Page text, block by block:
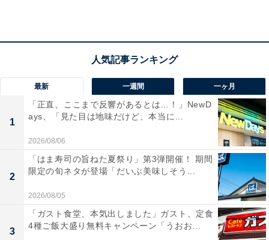
・たんぱく質：11.1g
・炭水化物：3.6g
・食塩相当量：2.3g
最新 一週間 一ヶ月
1
「正直、ここまで反響があるとは…！」NewD
ays、「見た目は地味だけど、本当に...
2026/08/06
2
「はま寿司の旨ねた夏祭り」第3弾開催！ 期間
限定の旬ネタが登場「だいぶ美味しそう...
2026/08/05
3
「ガスト食堂、本気出しました」ガスト、定食
4種ご飯大盛り無料キャンペーン「うおお...